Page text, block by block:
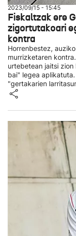
2023/09/15 - 15:45
Fiskaltzak ere
zigortutakoari
kontra
Horrenbestez,
murrizketaren
urtebetean jaitsi
bai" legea
"gertakarien